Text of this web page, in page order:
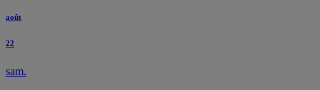
août
22
sam.